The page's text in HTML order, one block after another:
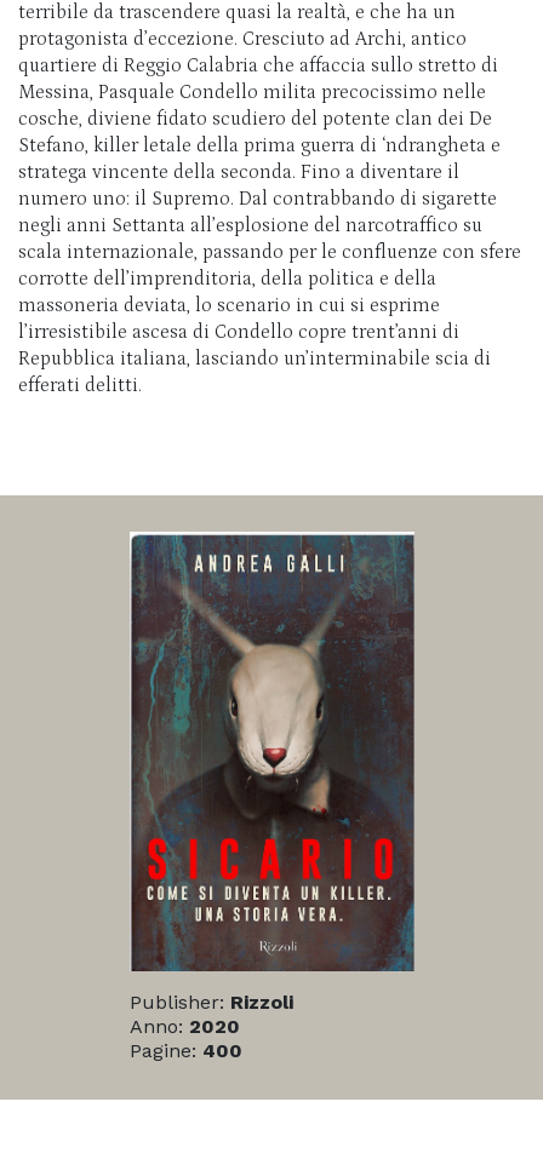
terribile da trascendere quasi la realtà, e che ha un
protagonista d’eccezione. Cresciuto ad Archi, antico
quartiere di Reggio Calabria che affaccia sullo stretto di
Messina, Pasquale Condello milita precocissimo nelle
cosche, diviene fidato scudiero del potente clan dei De
Stefano, killer letale della prima guerra di ‘ndrangheta e
stratega vincente della seconda. Fino a diventare il
numero uno: il Supremo. Dal contrabbando di sigarette
negli anni Settanta all’esplosione del narcotraffico su
scala internazionale, passando per le confluenze con sfere
corrotte dell’imprenditoria, della politica e della
massoneria deviata, lo scenario in cui si esprime
l’irresistibile ascesa di Condello copre trent’anni di
Repubblica italiana, lasciando un’interminabile scia di
efferati delitti.
Publisher: Rizzoli
Anno: 2020
Pagine: 400